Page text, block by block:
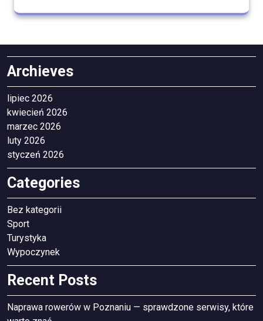
Archieves
lipiec 2026
kwiecień 2026
marzec 2026
luty 2026
styczeń 2026
Categories
Bez kategorii
Sport
Turystyka
Wypoczynek
Recent Posts
Naprawa rowerów w Poznaniu — sprawdzone serwisy, które